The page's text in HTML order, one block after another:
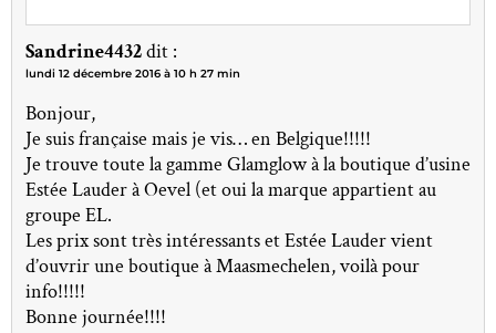
Sandrine4432dit :
lundi 12 décembre 2016 à 10 h 27 min
Bonjour,
Je suis française mais je vis… en Belgique!!!!!
Je trouve toute la gamme Glamglow à la boutique d’usine
Estée Lauder à Oevel (et oui la marque appartient au
groupe EL.
Les prix sont très intéressants et Estée Lauder vient
d’ouvrir une boutique à Maasmechelen, voilà pour
info!!!!!
Bonne journée!!!!